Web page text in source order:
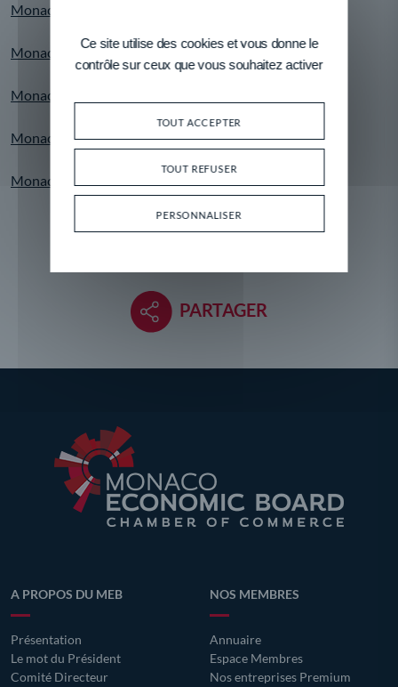
Monaco Economic News #8
Monaco Economic News #7
Monaco Economic News #6
Monaco Economic News #5
Monaco Economic News #4
PARTAGER
A PROPOS DU MEB
Présentation
Le mot du Président
Comité Directeur
NOS MEMBRES
Annuaire
Espace Membres
Nos entreprises Premium
Ce site utilise des cookies et vous donne le
contrôle sur ceux que vous souhaitez activer
TOUT ACCEPTER
TOUT REFUSER
PERSONNALISER